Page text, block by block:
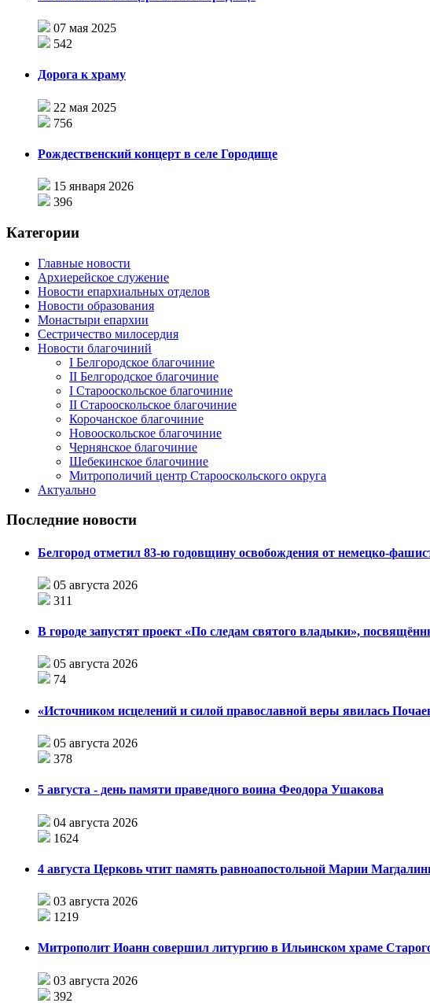
07 мая 2025
542
Дорога к храму
22 мая 2025
756
Рождественский концерт в селе Городище
15 января 2026
396
Категории
Главные новости
Архиерейское служение
Новости епархиальных отделов
Новости образования
Монастыри епархии
Сестричество милосердия
Новости благочиний
I Белгородское благочиние
II Белгородское благочиние
I Старооскольское благочиние
II Старооскольское благочиние
Корочанское благочиние
Новооскольское благочиние
Чернянское благочиние
Шебекинское благочиние
Митрополичий центр Старооскольского округа
Актуально
Последние новости
Белгород отметил 83-ю годовщину освобождения от немецко-
05 августа 2026
311
В городе запустят проект «По следам святого владыки»,
05 августа 2026
74
«Источником исцелений и силой православной веры явилась
05 августа 2026
378
5 августа - день памяти праведного воина Феодора Ушакова
04 августа 2026
1624
4 августа Церковь чтит память равноапостольной Марии
03 августа 2026
1219
Митрополит Иоанн совершил литургию в Ильинском храме
03 августа 2026
392